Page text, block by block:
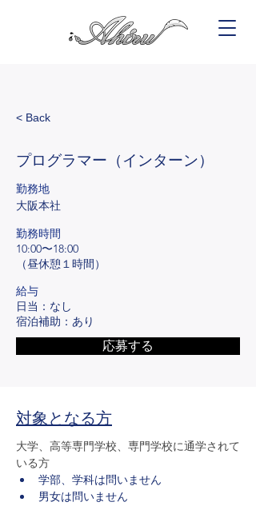
< Back
プログラマー（インターン）
勤務地
大阪本社
​勤務時間
10:00〜18:00
（昼休憩１時間）
給与
日当：なし
宿泊補助：あり
応募する
​対象となる方
大学、高等専門学校、専門学校に通学されて
いる方
学部、学科は問いません
男女は問いません